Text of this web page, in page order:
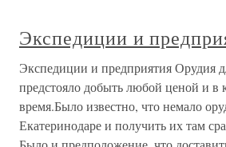
Экспедиции и
Экспедиции и предприятия Орудия
предстояло добыть любой ценой и в
время.Было известно, что немало
Екатеринодаре и получить их там